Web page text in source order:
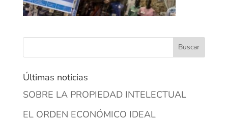
Últimas noticias
SOBRE LA PROPIEDAD INTELECTUAL
EL ORDEN ECONÓMICO IDEAL